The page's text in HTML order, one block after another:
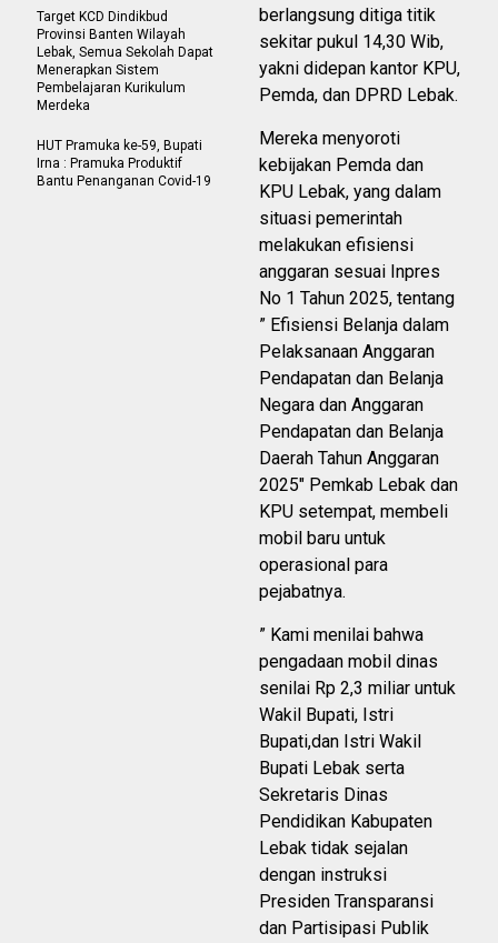
berlangsung ditiga titik
sekitar pukul 14,30 Wib,
yakni didepan kantor KPU,
Pemda, dan DPRD Lebak.
Mereka menyoroti
kebijakan Pemda dan
KPU Lebak, yang dalam
situasi pemerintah
melakukan efisiensi
anggaran sesuai Inpres
No 1 Tahun 2025, tentang
” Efisiensi Belanja dalam
Pelaksanaan Anggaran
Pendapatan dan Belanja
Negara dan Anggaran
Pendapatan dan Belanja
Daerah Tahun Anggaran
2025″ Pemkab Lebak dan
KPU setempat, membeli
mobil baru untuk
operasional para
pejabatnya.
” Kami menilai bahwa
pengadaan mobil dinas
senilai Rp 2,3 miliar untuk
Wakil Bupati, Istri
Bupati,dan Istri Wakil
Bupati Lebak serta
Sekretaris Dinas
Pendidikan Kabupaten
Lebak tidak sejalan
dengan instruksi
Presiden Transparansi
dan Partisipasi Publik
Target KCD Dindikbud
Provinsi Banten Wilayah
Lebak, Semua Sekolah Dapat
Menerapkan Sistem
Pembelajaran Kurikulum
Merdeka
HUT Pramuka ke-59, Bupati
Irna : Pramuka Produktif
Bantu Penanganan Covid-19